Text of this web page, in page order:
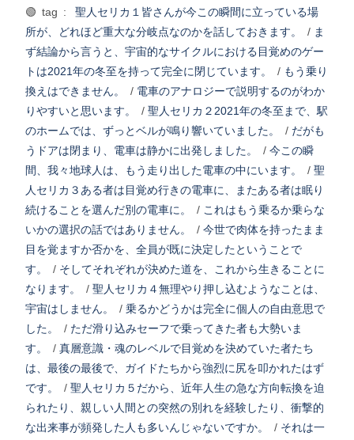
🟢 tag :
聖人セリカ１皆さんが今この瞬間に立っている場
所が、どれほど重大な分岐点なのかを話しておきます。
/ ま
ず結論から言うと、宇宙的なサイクルにおける目覚めのゲー
トは2021年の冬至を持って完全に閉じています。
/ もう乗り
換えはできません。
/ 電車のアナロジーで説明するのがわか
りやすいと思います。
/ 聖人セリカ２2021年の冬至まで、駅
のホームでは、ずっとベルが鳴り響いていました。
/ だがも
うドアは閉まり、電車は静かに出発しました。
/ 今この瞬
間、我々地球人は、もう走り出した電車の中にいます。
/ 聖
人セリカ３ある者は目覚め行きの電車に、またある者は眠り
続けることを選んだ別の電車に。
/ これはもう乗るか乗らな
いかの選択の話ではありません。
/ 今世で肉体を持ったまま
目を覚ますか否かを、全員が既に決定したということで
す。
/ そしてそれぞれが決めた道を、これから生きることに
なります。
/ 聖人セリカ４無理やり押し込むようなことは、
宇宙はしません。
/ 乗るかどうかは完全に個人の自由意思で
した。
/ ただ滑り込みセーフで乗ってきた者も大勢いま
す。
/ 真層意識・魂のレベルで目覚めを決めていた者たち
は、最後の最後で、ガイドたちから強烈に尻を叩かれたはず
です。
/ 聖人セリカ５だから、近年人生の急な方向転換を迫
られたり、親しい人間との突然の別れを経験したり、衝撃的
な出来事が頻発した人も多いんじゃないですか。
/ それは一